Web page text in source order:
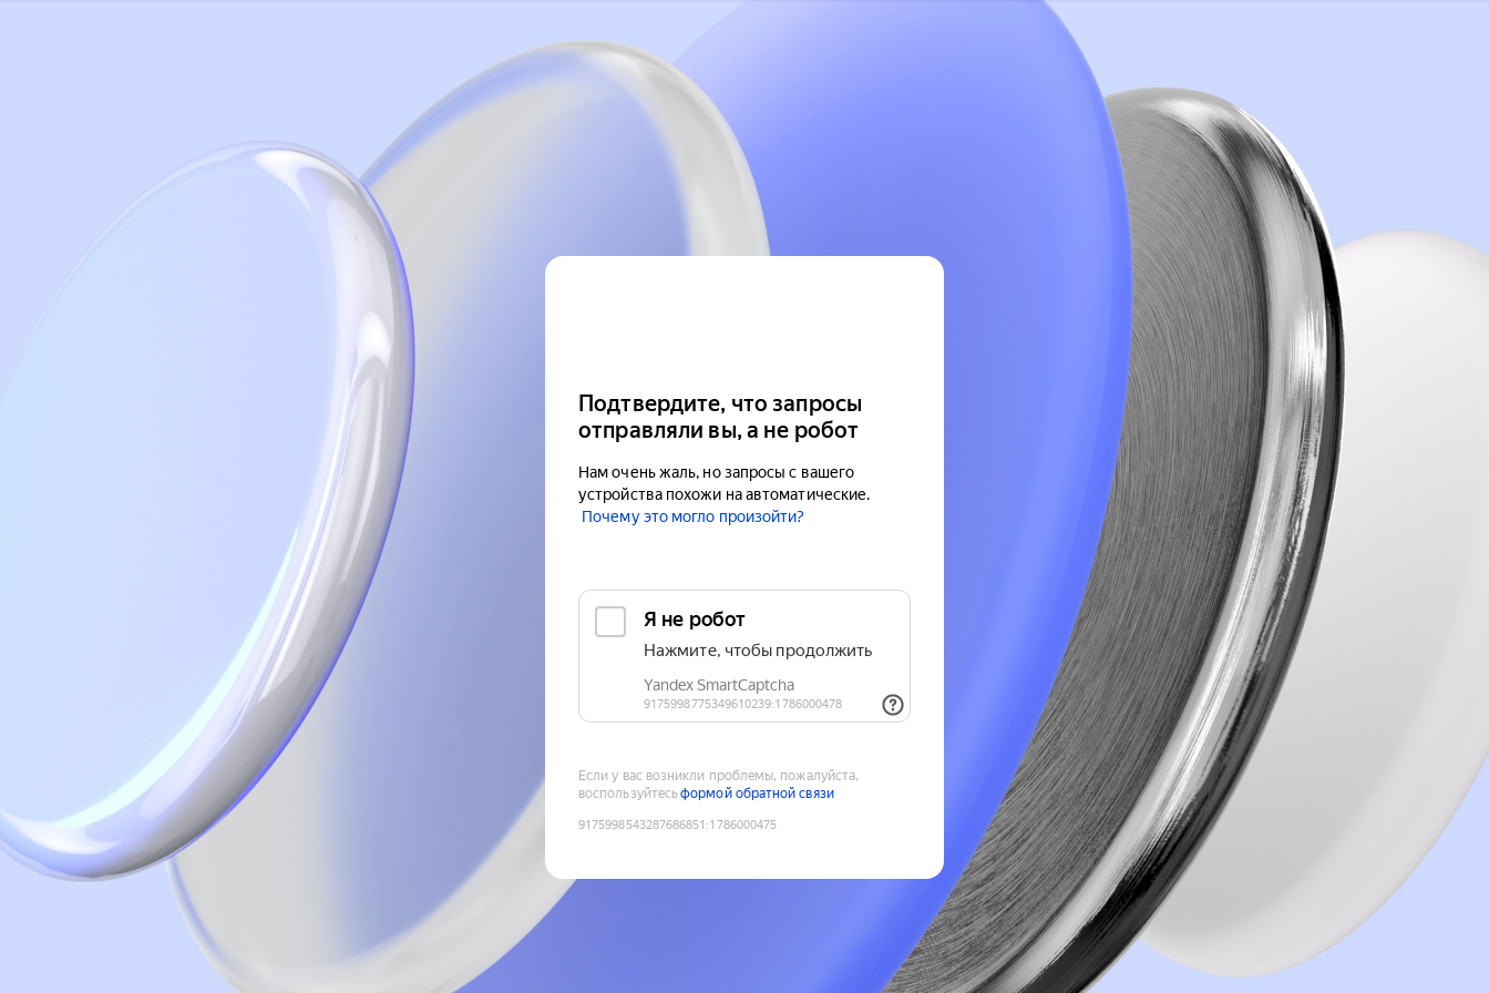
Подтвердите, что запросы
отправляли вы, а не робот
Нам очень жаль, но запросы с вашего
устройства похожи на автоматические.
Почему это могло произойти?
Если у вас возникли проблемы, пожалуйста,
воспользуйтесьформой обратной связи
9175998543287686851 :1786000475